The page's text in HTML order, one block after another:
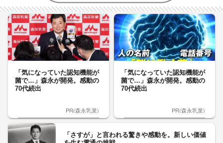
「気になっていた認知機能が
菌で…」森永が開発。感動の
70代続出
PR(森永乳業)
「気になっていた認知機能が
菌で…」森永が開発。感動の
70代続出
PR(森永乳業)
「さすが」と言われる驚きや感動を。新しい価値